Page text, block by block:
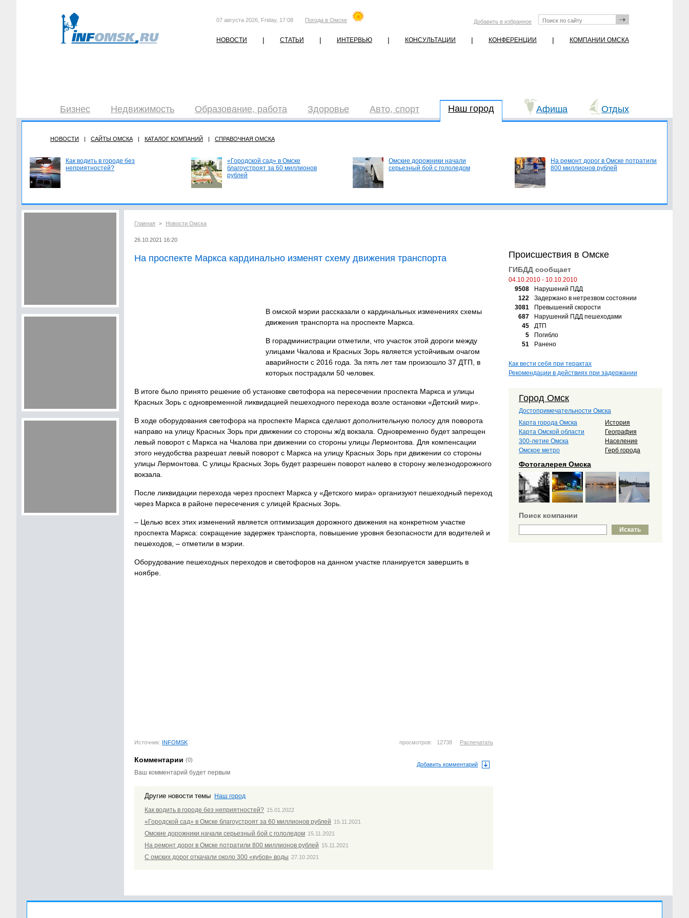
07 августа 2026, Friday, 17:08 Погода в Омске Добавить в избранное
НОВОСТИ | СТАТЬИ | ИНТЕРВЬЮ | КОНСУЛЬТАЦИИ | КОНФЕРЕНЦИИ | КОМПАНИИ ОМСКА
Бизнес Недвижимость Образование, работа Здоровье Авто, спорт Наш город Афиша Отдых
НОВОСТИ | САЙТЫ ОМСКА | КАТАЛОГ КОМПАНИЙ | СПРАВОЧНАЯ ОМСКА
Как водить в городе без
неприятностей?
«Городской сад» в Омске
благоустроят за 60 миллионов
рублей
Омские дорожники начали
серьезный бой с гололедом
На ремонт дорог в Омске потратили
800 миллионов рублей
Главная > Новости Омска
26.10.2021 16:20
На проспекте Маркса кардинально изменят схему движения транспорта
В омской мэрии рассказали о кардинальных изменениях схемы
движения транспорта на проспекте Маркса.
В горадминистрации отметили, что участок этой дороги между
улицами Чкалова и Красных Зорь является устойчивым очагом
аварийности с 2016 года. За пять лет там произошло 37 ДТП, в
которых пострадали 50 человек.
В итоге было принято решение об установке светофора на пересечении проспекта Маркса и улицы
Красных Зорь с одновременной ликвидацией пешеходного перехода возле остановки «Детский мир».
В ходе оборудования светофора на проспекте Маркса сделают дополнительную полосу для поворота
направо на улицу Красных Зорь при движении со стороны ж/д вокзала. Одновременно будет запрещен
левый поворот с Маркса на Чкалова при движении со стороны улицы Лермонтова. Для компенсации
этого неудобства разрешат левый поворот с Маркса на улицу Красных Зорь при движении со стороны
улицы Лермонтова. С улицы Красных Зорь будет разрешен поворот налево в сторону железнодорожного
вокзала.
После ликвидации перехода через проспект Маркса у «Детского мира» организуют пешеходный переход
через Маркса в районе пересечения с улицей Красных Зорь.
– Целью всех этих изменений является оптимизация дорожного движения на конкретном участке
проспекта Маркса: сокращение задержек транспорта, повышение уровня безопасности для водителей и
пешеходов, – отметили в мэрии.
Оборудование пешеходных переходов и светофоров на данном участке планируется завершить в
ноябре.
просмотров: 12738 Распечатать
Источник: INFOMSK
Добавить комментарий
Комментарии (0)
Ваш комментарий будет первым
Другие новости темы
Наш город
Как водить в городе без неприятностей? 15.01.2022
«Городской сад» в Омске благоустроят за 60 миллионов рублей 15.11.2021
Омские дорожники начали серьезный бой с гололедом 15.11.2021
На ремонт дорог в Омске потратили 800 миллионов рублей 15.11.2021
С омских дорог откачали около 300 «кубов» воды 27.10.2021
Происшествия в Омске
ГИБДД сообщает
04.10.2010 - 10.10.2010
9508
Нарушений ПДД
122
Задержано в нетрезвом состоянии
3081
Превышений скорости
687
Нарушений ПДД пешеходами
45
ДТП
5
Погибло
51
Ранено
Как вести себя при терактах
Рекомендации в действиях при задержании
Город Омск
Достопримечательности Омска
Карта города Омска
Карта Омской области
300-летие Омска
Омское метро
История
География
Население
Герб города
Фотогалерея Омска
Поиск компании